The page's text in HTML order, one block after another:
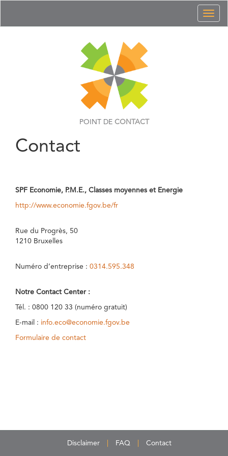
POINT DE CONTACT
Contact
SPF Economie, P.M.E., Classes moyennes et Energie
http://www.economie.fgov.be/fr
Rue du Progrès, 50
1210 Bruxelles
Numéro d’entreprise : 0314.595.348
Notre Contact Center :
Tél. : 0800 120 33 (numéro gratuit)
E-mail : info.eco@economie.fgov.be
Formulaire de contact
Disclaimer FAQ Contact